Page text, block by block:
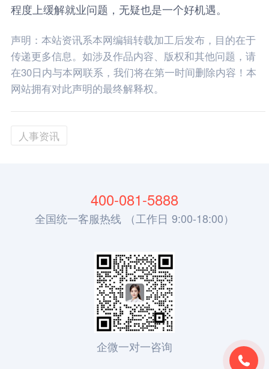
程度上缓解就业问题，无疑也是一个好机遇。
声明：本站资讯系本网编辑转载加工后发布，目的在于
传递更多信息。如涉及作品内容、版权和其他问题，请
在30日内与本网联系，我们将在第一时间删除内容！本
网站拥有对此声明的最终解释权。
人事资讯

400-081-5888
全国统一客服热线 （工作日 9:00-18:00）
企微一对一咨询